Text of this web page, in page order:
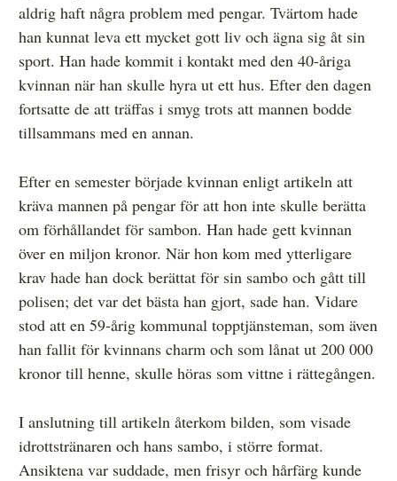
Stadgar för Mediernas Etiknämnd
Den journalistiska yrkesetiken
Pressbilder
aldrig haft några problem med pengar. Tvärtom hade
han kunnat leva ett mycket gott liv och ägna sig åt sin
sport. Han hade kommit i kontakt med den 40-åriga
kvinnan när han skulle hyra ut ett hus. Efter den dagen
fortsatte de att träffas i smyg trots att mannen bodde
tillsammans med en annan.
Efter en semester började kvinnan enligt artikeln att
kräva mannen på pengar för att hon inte skulle berätta
om förhållandet för sambon. Han hade gett kvinnan
över en miljon kronor. När hon kom med ytterligare
krav hade han dock berättat för sin sambo och gått till
polisen; det var det bästa han gjort, sade han. Vidare
stod att en 59-årig kommunal topptjänsteman, som även
han fallit för kvinnans charm och som lånat ut 200 000
kronor till henne, skulle höras som vittne i rättegången.
I anslutning till artikeln återkom bilden, som visade
idrottstränaren och hans sambo, i större format.
Ansiktena var suddade, men frisyr och hårfärg kunde